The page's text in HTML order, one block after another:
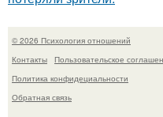
© 2026 Психология отношений
Контакты
Пользовательское
Политика конфидециальности
Обратная связь